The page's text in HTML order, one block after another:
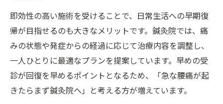
即効性の高い施術を受けることで、日常生活への早期復
帰が目指せるのも大きなメリットです。鍼灸院では、痛
みの状態や発症からの経過に応じて治療内容を調整し、
一人ひとりに最適なプランを提案しています。早めの受
診が回復を早めるポイントとなるため、「急な腰痛が起
きたらまず鍼灸院へ」と考える方が増えています。